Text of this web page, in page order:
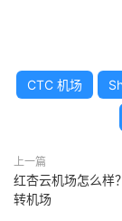
CTC 机场
上一篇
红杏云机场怎么样
转机场